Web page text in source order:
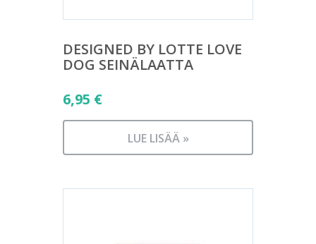
DESIGNED BY LOTTE LOVE
DOG SEINÄLAATTA
6,95 €
LUE LISÄÄ »